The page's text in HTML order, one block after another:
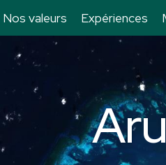
Nos valeurs Expériences